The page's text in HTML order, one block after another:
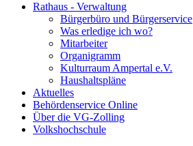
Rathaus - Verwaltung
Bürgerbüro und Bürgerservice
Was erledige ich wo?
Mitarbeiter
Organigramm
Kulturraum Ampertal e.V.
Haushaltspläne
Aktuelles
Behördenservice Online
Über die VG-Zolling
Volkshochschule